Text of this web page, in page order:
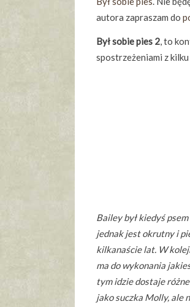
autora zapraszam do
Był sobie pies 2, to
spostrzeżeniami z
Bailey był kiedyś
jednak jest okrutny i
kilkanaście lat. W
ma do wykonania
tym idzie dostaje
jako suczka Molly, ale